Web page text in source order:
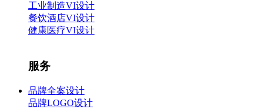
工业制造VI设计
餐饮酒店VI设计
健康医疗VI设计
服务
品牌全案设计
品牌LOGO设计